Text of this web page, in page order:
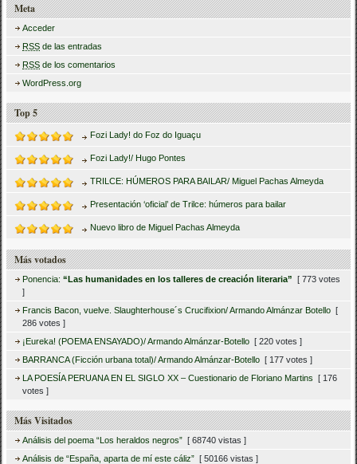
Meta
Acceder
RSS de las entradas
RSS de los comentarios
WordPress.org
Top 5
Fozi Lady! do Foz do Iguaçu
Fozi Lady!/ Hugo Pontes
TRILCE: HÚMEROS PARA BAILAR/ Miguel Pachas Almeyda
Presentación ‘oficial’ de Trilce: húmeros para bailar
Nuevo libro de Miguel Pachas Almeyda
Más votados
Ponencia:“Las humanidades en los talleres de creación literaria” [ 773 votes
]
Francis Bacon, vuelve. Slaughterhouse´s Crucifixion/ Armando Almánzar Botello [
286 votes ]
¡Eureka! (POEMA ENSAYADO)/ Armando Almánzar-Botello [ 220 votes ]
BARRANCA (Ficción urbana total)/ Armando Almánzar-Botello [ 177 votes ]
LA POESÍA PERUANA EN EL SIGLO XX – Cuestionario de Floriano Martins [ 176
votes ]
Más Visitados
Análisis del poema “Los heraldos negros” [ 68740 vistas ]
Análisis de “España, aparta de mí este cáliz” [ 50166 vistas ]